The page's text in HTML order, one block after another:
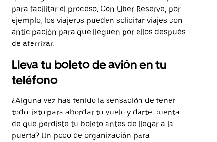
para facilitar el proceso. Con Uber Reserve, por
ejemplo, los viajeros pueden solicitar viajes con
anticipación para que lleguen por ellos después
de aterrizar.
Lleva tu boleto de avión en tu
teléfono
¿Alguna vez has tenido la sensación de tener
todo listo para abordar tu vuelo y darte cuenta
de que perdiste tu boleto antes de llegar a la
puerta? Un poco de organización para